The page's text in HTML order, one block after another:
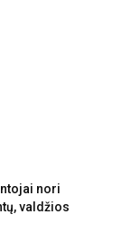
nori
valdžios